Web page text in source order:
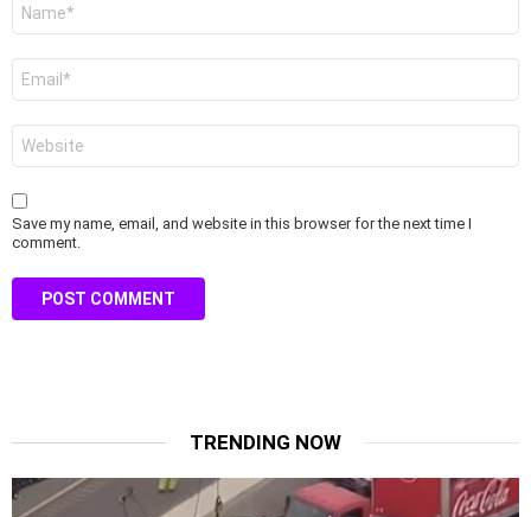
Save my name, email, and website in this browser for the next time I
comment.
TRENDING NOW